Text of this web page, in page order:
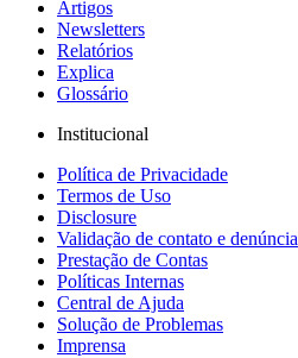
Artigos
Newsletters
Relatórios
Explica
Glossário
Institucional
Política de Privacidade
Termos de Uso
Disclosure
Validação de contato e denúncia
Prestação de Contas
Políticas Internas
Central de Ajuda
Solução de Problemas
Imprensa